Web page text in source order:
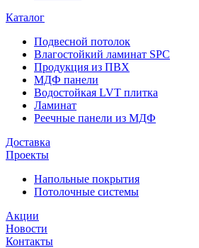
Каталог
Подвесной потолок
Влагостойкий ламинат SPC
Продукция из ПВХ
МДФ панели
Водостойкая LVT плитка
Ламинат
Реечные панели из МДФ
Доставка
Проекты
Напольные покрытия
Потолочные системы
Акции
Новости
Контакты